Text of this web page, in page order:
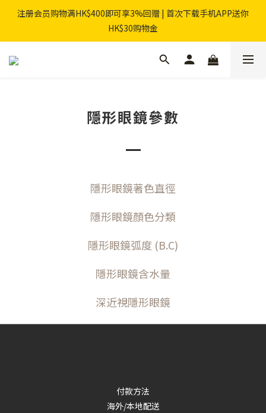
注册会员购物满HK$400即可享3%回赠 | 首次下载手机APP送你
HK$30购物金
隱形眼鏡參數
隱形眼鏡著色直徑
隱形眼鏡顏色分類
隱形眼鏡弧度 (B.C)
隱形眼鏡含水量
深近視隱形眼鏡
付款方法
海外/本地配送